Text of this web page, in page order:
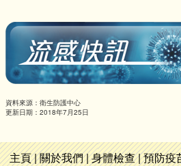
資料來源：衛生防護中心
更新日期：2018年7月25日
主頁|關於我們|身體檢查|預防疫